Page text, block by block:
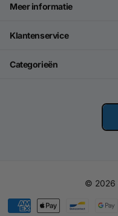
Meer informatie
Klantenservice
Categorieën
© 2026